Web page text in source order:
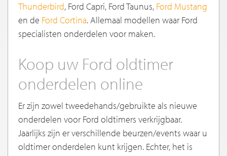
Thunderbird, Ford Capri, Ford Taunus, Ford Mustang
en de Ford Cortina. Allemaal modellen waar Ford
specialisten onderdelen voor maken.
Koop uw Ford oldtimer
onderdelen online
Er zijn zowel tweedehands/gebruikte als nieuwe
onderdelen voor Ford oldtimers verkrijgbaar.
Jaarlijks zijn er verschillende beurzen/events waar u
oldtimer onderdelen kunt krijgen. Echter, het is